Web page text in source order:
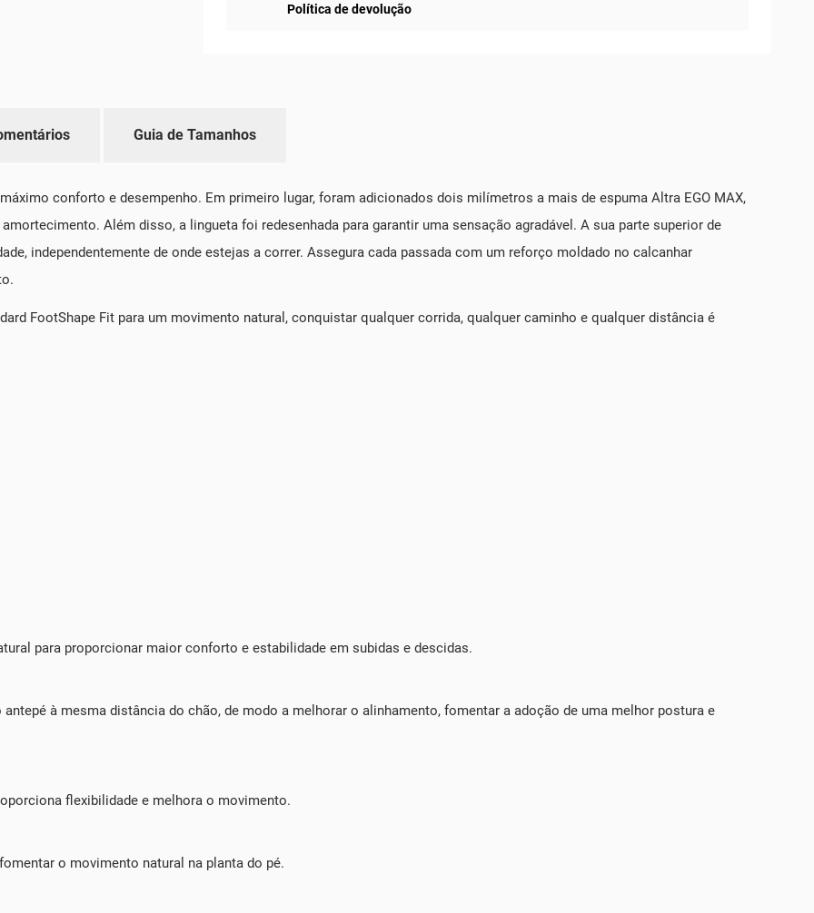
Política de devolução
Guia de Tamanhos
conforto e desempenho. Em primeiro lugar, foram adicionados dois milímetros a mais de espuma Altra EGO MAX,
Além disso, a lingueta foi redesenhada para garantir uma sensação agradável. A sua parte superior de
independentemente de onde estejas a correr. Assegura cada passada com um reforço moldado no calcanhar
FootShape Fit para um movimento natural, conquistar qualquer corrida, qualquer caminho e qualquer distância é
para proporcionar maior conforto e estabilidade em subidas e descidas.
à mesma distância do chão, de modo a melhorar o alinhamento, fomentar a adoção de uma melhor postura e
flexibilidade e melhora o movimento.
o movimento natural na planta do pé.